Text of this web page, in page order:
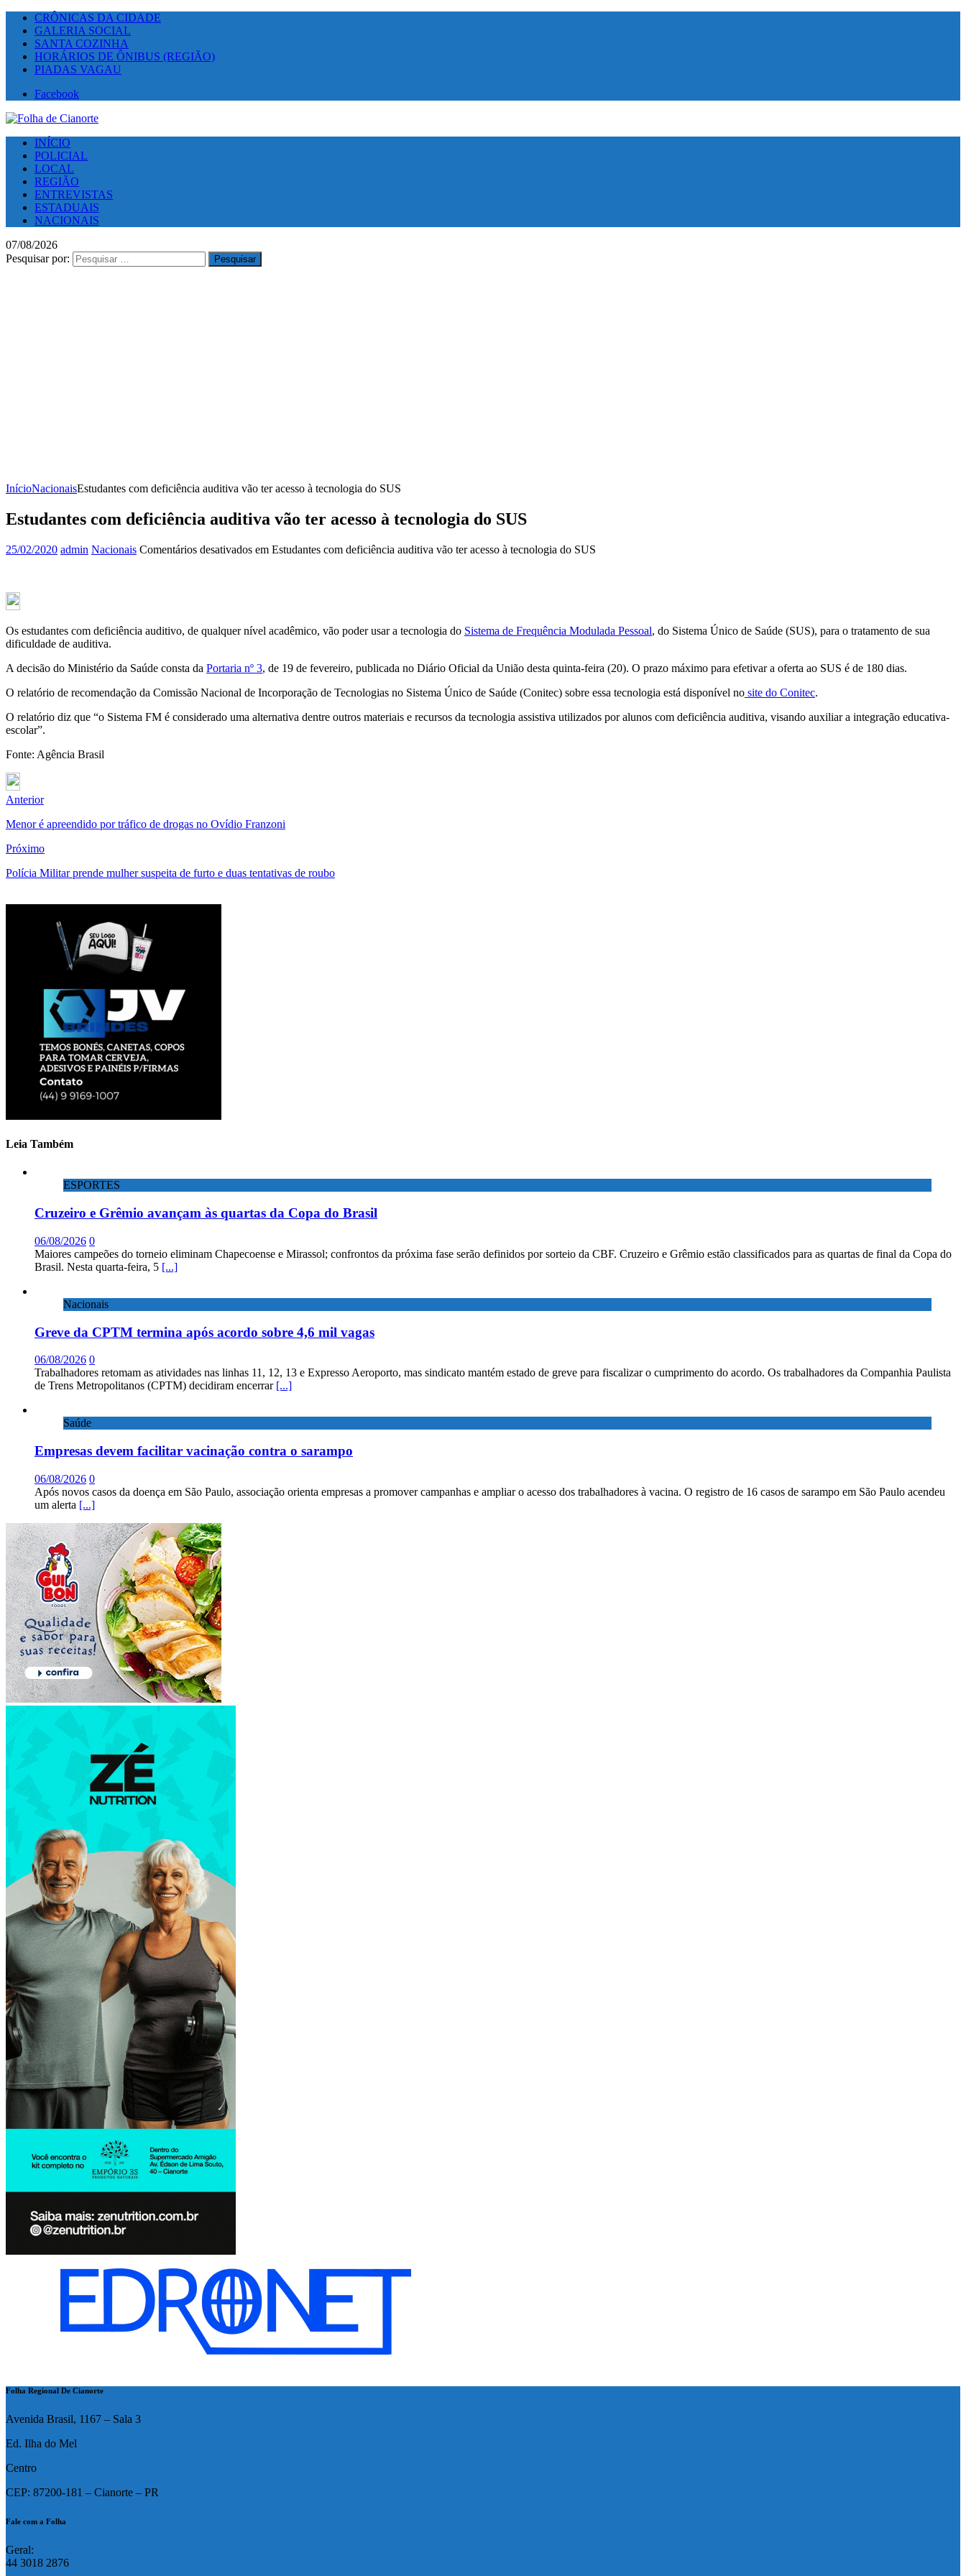
CRÔNICAS DA CIDADE
GALERIA SOCIAL
SANTA COZINHA
HORÁRIOS DE ÔNIBUS (REGIÃO)
PIADAS VAGAU
Facebook
INÍCIO
POLICIAL
LOCAL
REGIÃO
ENTREVISTAS
ESTADUAIS
NACIONAIS
07/08/2026
Pesquisar por:
InícioNacionaisEstudantes com deficiência auditiva vão ter acesso à tecnologia do SUS
Estudantes com deficiência auditiva vão ter acesso à tecnologia do SUS
25/02/2020 admin Nacionais Comentários desativados em Estudantes com deficiência auditiva vão ter acesso à tecnologia do SUS
Os estudantes com deficiência auditivo, de qualquer nível acadêmico, vão poder usar a tecnologia do Sistema de Frequência Modulada Pessoal, do Sistema Único de Saúde (SUS), para o tratamento de sua
dificuldade de auditiva.
A decisão do Ministério da Saúde consta da Portaria nº 3, de 19 de fevereiro, publicada no Diário Oficial da União desta quinta-feira (20). O prazo máximo para efetivar a oferta ao SUS é de 180 dias.
O relatório de recomendação da Comissão Nacional de Incorporação de Tecnologias no Sistema Único de Saúde (Conitec) sobre essa tecnologia está disponível no site do Conitec.
O relatório diz que “o Sistema FM é considerado uma alternativa dentre outros materiais e recursos da tecnologia assistiva utilizados por alunos com deficiência auditiva, visando auxiliar a integração educativa-
escolar”.
Fonte: Agência Brasil
Anterior
Menor é apreendido por tráfico de drogas no Ovídio Franzoni
Próximo
Polícia Militar prende mulher suspeita de furto e duas tentativas de roubo
Leia Também
ESPORTES
Cruzeiro e Grêmio avançam às quartas da Copa do Brasil
06/08/2026 0
Maiores campeões do torneio eliminam Chapecoense e Mirassol; confrontos da próxima fase serão definidos por sorteio da CBF. Cruzeiro e Grêmio estão classificados para as quartas de final da Copa do
Brasil. Nesta quarta-feira, 5 [...]
Nacionais
Greve da CPTM termina após acordo sobre 4,6 mil vagas
06/08/2026 0
Trabalhadores retomam as atividades nas linhas 11, 12, 13 e Expresso Aeroporto, mas sindicato mantém estado de greve para fiscalizar o cumprimento do acordo. Os trabalhadores da Companhia Paulista
de Trens Metropolitanos (CPTM) decidiram encerrar [...]
Saúde
Empresas devem facilitar vacinação contra o sarampo
06/08/2026 0
Após novos casos da doença em São Paulo, associação orienta empresas a promover campanhas e ampliar o acesso dos trabalhadores à vacina. O registro de 16 casos de sarampo em São Paulo acendeu
um alerta [...]
Folha Regional De Cianorte
Avenida Brasil, 1167 – Sala 3
Ed. Ilha do Mel
Centro
CEP: 87200-181 – Cianorte – PR
Fale com a Folha
Geral:
44 3018 2876